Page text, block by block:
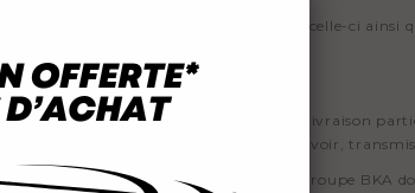
carte bancaire, la date d’expiration de celle-ci ainsi
bancaire.
de la commande entraînant une livraison
l’Acheteur, soit à émettre un avoir,
commande réalisée sur le Site du groupe BKA